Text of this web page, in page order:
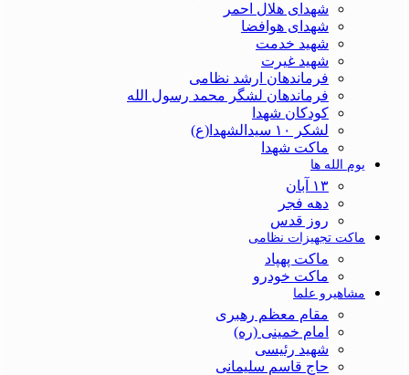
شهدای هلال احمر
شهدای هوافضا
شهید خدمت
شهید غیرت
فرماندهان ارشد نظامی
فرماندهان لشگر محمد رسول الله
کودکان شهدا
لشکر ۱۰ سیدالشهدا(ع)
ماکت شهدا
یوم الله ها
۱۳ آبان
دهه فجر
روز قدس
ماکت تجهیزات نظامی
ماکت پهپاد
ماکت خودرو
مشاهیرو علما
مقام معظم رهبری
امام خمینی (ره)
شهید رئیسی
حاج قاسم سلیمانی